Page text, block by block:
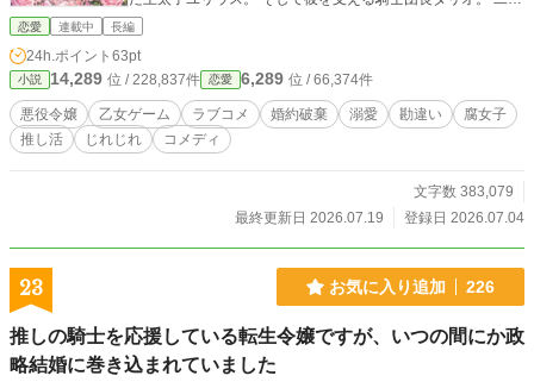
が並んでいる。 話している。 目線だけで通じ合っている。
ヒロインをいじめない。 王太子に執着しない。 推しカプの邪
魔をしない。 そして、自分はそっと壁になる。 ……はずだっ
た。 王太子との婚約解消を目指せば、なぜか王太子の好感度
が上がり。 ヒロインを助ければ、「お姉様」と懐かれ。 騎士
団長を王太子のそばに戻そうとすれば、真剣に心配され。 さ
はなく、恋愛を観測したいのです！」 壁になりたい悪役令嬢
れは、物語の外側にいたい腐女子令嬢が、いつの間にか世界
で一番大切にされてしまう、明るく笑える異世界転生ラブコ
恋愛 連載中 長編
24h.ポイント 63pt
小説 14,289 位 / 228,837件 恋愛 6,289 位 / 66,374件
悪役令嬢 乙女ゲーム ラブコメ 婚約破棄 溺愛 勘違い
腐女子
推し活
じれじれ コメディ
文字数 383,079
最終更新日 2026.07.19
登録日 2026.07.04
23 お気に入り追加 226
推しの騎士を応援している転生令嬢ですが、いつの間にか政
略結婚に巻き込まれていました